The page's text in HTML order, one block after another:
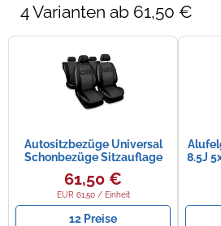
4 Varianten ab 61,50 €
Autositzbezüge Universal
Schonbezüge Sitzauflage
PKW Schonbezug für
Peugeot 208
61,50 €
EUR 61,50 / Einheit
12 Preise
8.5J